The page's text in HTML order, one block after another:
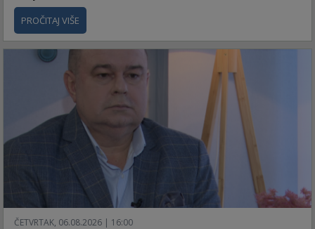
PROČITAJ VIŠE
ČETVRTAK, 06.08.2026 | 16:00